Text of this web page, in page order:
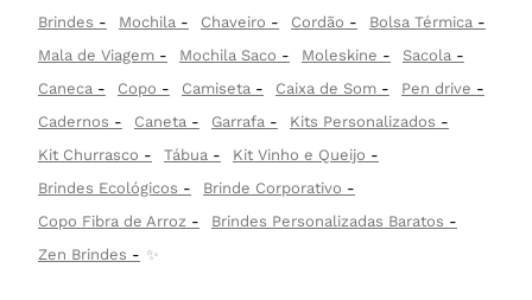
Brindes Mochila Chaveiro Cordão
Bolsa Térmica
Mala de Viagem
Mochila Saco Moleskine
Sacola
Caneca
Copo Camiseta Caixa de Som
Pen drive
Cadernos
Caneta Garrafa
Kits Personalizados
Kit Churrasco
Tábua
Kit Vinho e Queijo
Brindes Ecológicos
Brinde Corporativo
Copo Fibra de Arroz
Brindes Personalizadas Baratos
Zen Brindes
✨